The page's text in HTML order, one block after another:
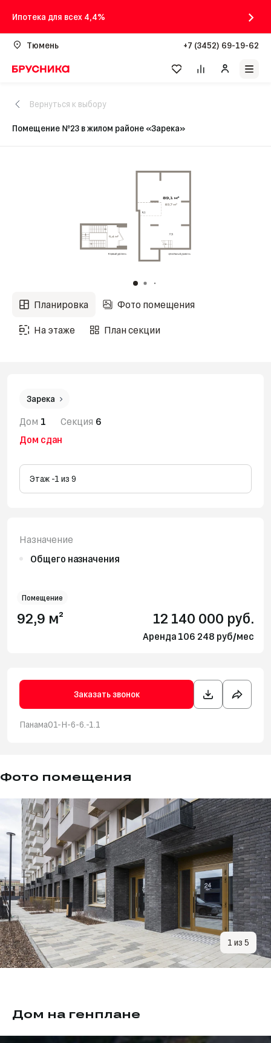
Ипотека для всех 4,4%
Тюмень +7 (3452) 69-19-62
Помещение №23 в жилом районе «Зарека»
Вернуться к выбору
Планировка Фото помещения
На этаже План секции
Зарека
Дом 1 Секция 6
Дом сдан
Этаж -1 из 9
Назначение
Общего назначения
Помещение
92,9 м² 12 140 000 руб.
Аренда 106 248 руб/мес
Заказать звонок
Панама01-Н-6-6.-1.1
Фото помещения
1 из 5
Дом на генплане